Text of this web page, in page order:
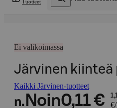
Tuotteet
Ei valikoimassa
Järvinen kiinteä
Kaikki Järvinen-tuotteet
n. Noin0,11 €